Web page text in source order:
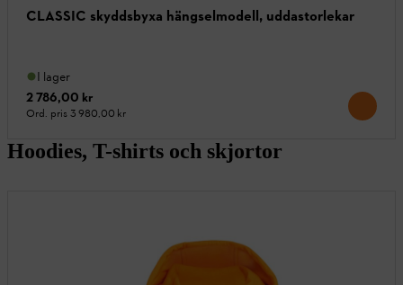
CLASSIC skyddsbyxa hängselmodell, uddastorlekar
I lager
2 786,00 kr
Ord. pris 3 980,00 kr
Hoodies, T-shirts och skjortor